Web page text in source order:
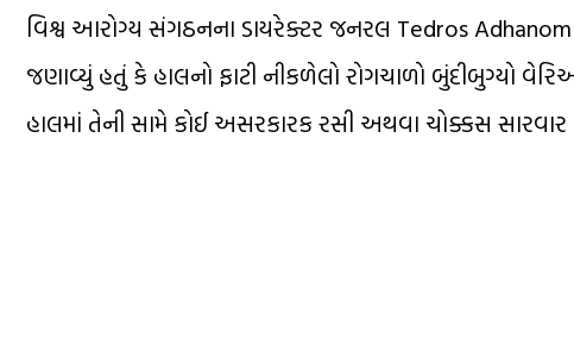
વિશ્વ આરોગ્ય સંગઠનના ડાયરેક્ટર જનરલ Tedros Adhanom
જણાવ્યું હતું કે હાલનો ફાટી નીકળેલો રોગચાળો બુંદીબુગ્યો
હાલમાં તેની સામે કોઈ અસરકારક રસી અથવા ચોક્કસ